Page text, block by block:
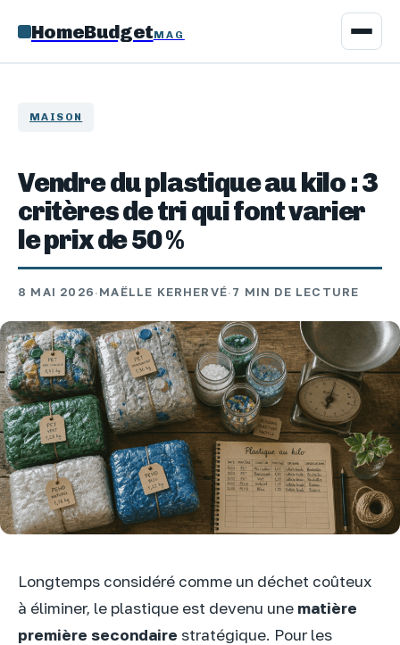
HomeBudgetMAG
MAISON
Vendre du plastique au kilo : 3
critères de tri qui font varier
le prix de 50 %
8 MAI 2026·MAËLLE KERHERVÉ·7 MIN DE LECTURE
Longtemps considéré comme un déchet coûteux
à éliminer, le plastique est devenu une matière
première secondaire stratégique. Pour les